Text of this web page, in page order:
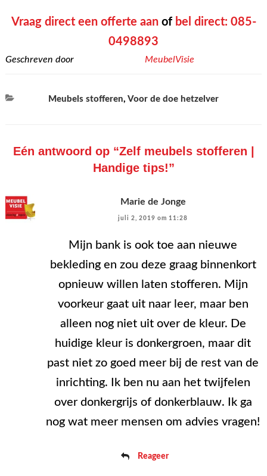
Vraag direct een offerte aanof bel direct: 085-
0498893
Geschreven door MeubelVisie
Categorieën
Meubels stofferen, Voor de doe hetzelver
Eén antwoord op “Zelf meubels stofferen |
Handige tips!”
Marie de Jonge
juli 2, 2019 om 11:28
Mijn bank is ook toe aan nieuwe
bekleding en zou deze graag binnenkort
opnieuw willen laten stofferen. Mijn
voorkeur gaat uit naar leer, maar ben
alleen nog niet uit over de kleur. De
huidige kleur is donkergroen, maar dit
past niet zo goed meer bij de rest van de
inrichting. Ik ben nu aan het twijfelen
over donkergrijs of donkerblauw. Ik ga
nog wat meer mensen om advies vragen!
Reageer